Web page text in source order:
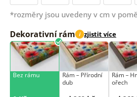
*rozměry jsou uvedeny v cm v
Dekorativní rám i zjistit více
Bez rámu
Rám –⁠⁠⁠⁠⁠⁠ Přírodní
dub
Rám –⁠⁠⁠⁠⁠⁠
ořech